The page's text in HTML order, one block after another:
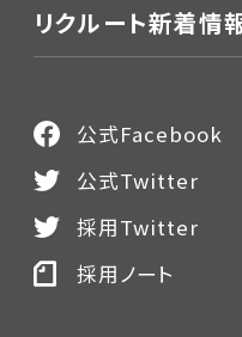
リクルート新着情
公式Facebook
公式Twitter
採用Twitter
採用ノート